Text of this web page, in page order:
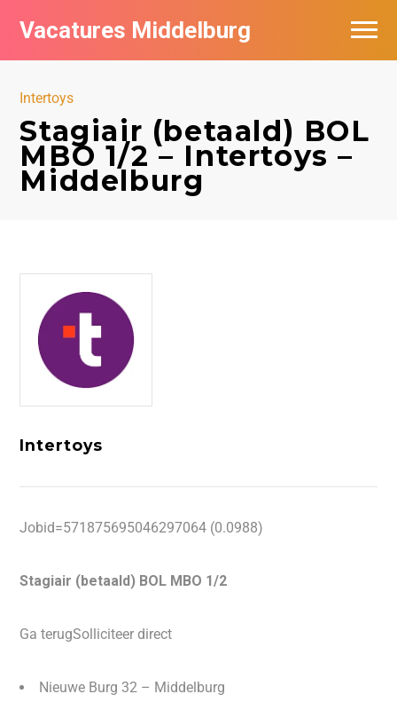
Vacatures Middelburg
Intertoys
Stagiair (betaald) BOL
MBO 1/2 – Intertoys –
Middelburg
Intertoys
Jobid=571875695046297064 (0.0988)
Stagiair (betaald) BOL MBO 1/2
Ga terugSolliciteer direct
Nieuwe Burg 32 – Middelburg
Vacatures per bedrijf